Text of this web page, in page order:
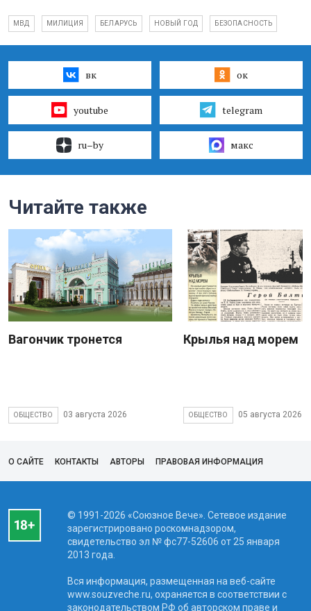
МВД МИЛИЦИЯ БЕЛАРУСЬ НОВЫЙ ГОД БЕЗОПАСНОСТЬ
вк ок
youtube telegram
ru–by макс
Читайте также
Вагончик тронется
ОБЩЕСТВО 03 августа 2026
Крылья над морем
ОБЩЕСТВО 05 августа 2026
О САЙТЕ КОНТАКТЫ АВТОРЫ ПРАВОВАЯ ИНФОРМАЦИЯ
© 1991-2026 «Союзное Вече». Сетевое издание
зарегистрировано роскомнадзором,
свидетельство эл № фc77-52606 от 25 января
2013 года.
Вся информация, размещенная на веб-сайте
www.souzveche.ru, охраняется в соответствии с
законодательством РФ об авторском праве и